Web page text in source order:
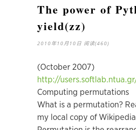
The power of
yield(zz)
2010年10月10日 阅读(460)
(October 2007)
http://
Computing permutations
What is a permutation?
my local copy of